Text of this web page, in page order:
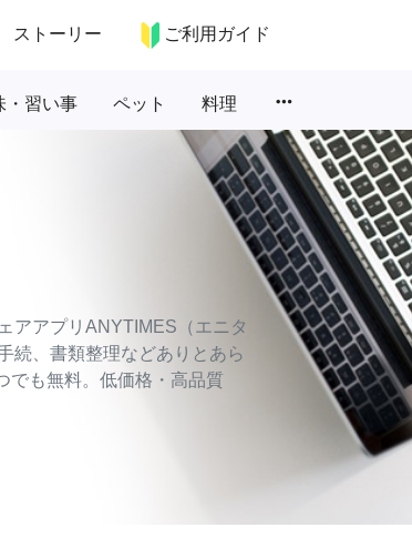
ストーリー ご利用ガイド
・習い事 ペット 料理 more_horiz
アアプリANYTIMES（エニタ
続、書類整理などありとあら
でも無料。低価格・高品質